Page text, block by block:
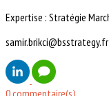
Expertise : Stratégie
0 commentaire(s)